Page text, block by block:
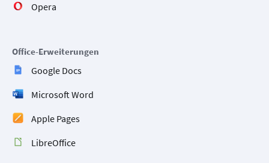
Opera
Office-Erweiterungen
Google Docs
Microsoft Word
Apple Pages
LibreOffice